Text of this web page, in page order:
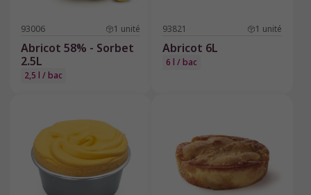
93006 1 unité
Abricot 58% - Sorbet
2.5L
2,5 l / bac
93821 1 unité
Abricot 6L
6 l / bac